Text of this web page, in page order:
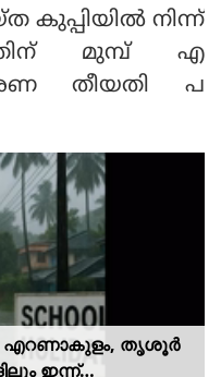
കുപ്പിയില്‍ നിന്ന്
മുമ്പ് എ
തീയതി പ
എറണാകുളം, തൃശൂർ
ഇന്ന്